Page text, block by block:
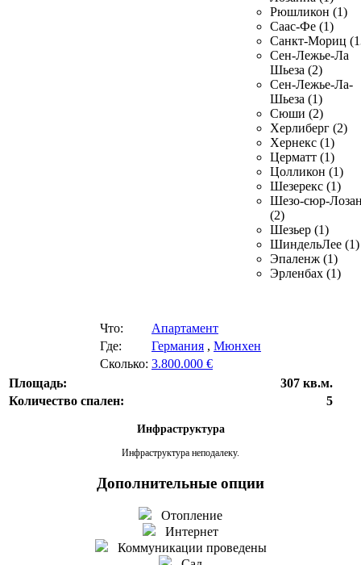
Рюшликон (1)
Саас-Фе (1)
Санкт-Мориц
Сен-Лежье-Ла
Шьеза (2)
Сен-Лежье-Ла-
Шьеза (1)
Сюши (2)
Херлиберг (2)
Хернекс (1)
Церматт (1)
Цолликон (1)
Шезерекс (1)
Шезо-сюр-
(2)
Шезьер (1)
ШиндельЛее (1)
Эпаленж (1)
Эрленбах (1)
Что:
Апартамент
Где:
Германия , Мюнхен
Сколько: 3.800.000 €
Площадь:
307 кв.м.
Количество спален:
5
Инфраструктура
Инфраструктура неподалеку.
Дополнительные опции
Отопление
Интернет
Коммуникации проведены